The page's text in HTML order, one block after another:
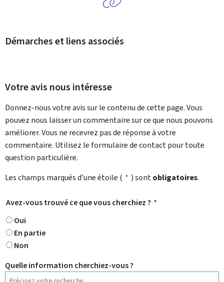
Démarches et liens associés
Votre avis nous intéresse
Donnez-nous votre avis sur le contenu de cette page. Vous
pouvez nous laisser un commentaire sur ce que nous pouvons
améliorer. Vous ne recevrez pas de réponse à votre
commentaire. Utilisez le formulaire de contact pour toute
question particulière.
Les champs marqués d’une étoile ( * ) sontobligatoires.
Avez-vous trouvé ce que vous cherchiez ? *
Oui
En partie
Non
Quelle information cherchiez-vous ?